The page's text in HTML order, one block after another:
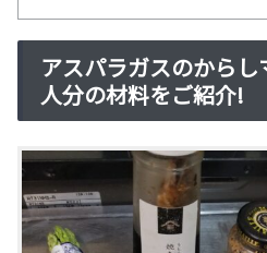
アスパラガスのから
人分の材料をご紹介!